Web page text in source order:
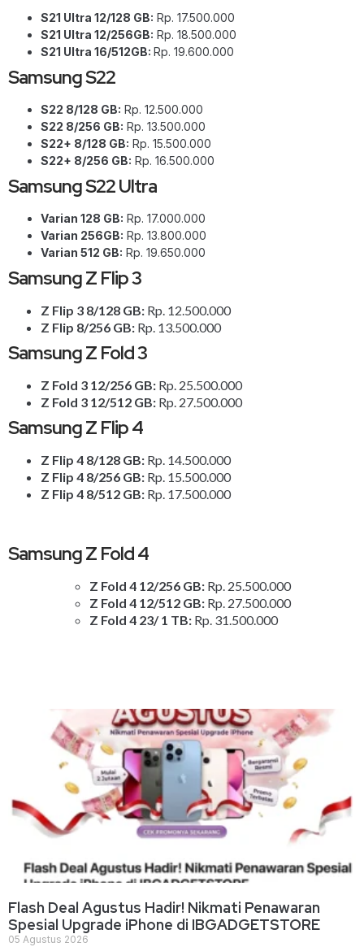
S21 Ultra 12/128 GB: Rp. 17.500.000
S21 Ultra 12/256GB: Rp. 18.500.000
S21 Ultra 16/512GB: Rp. 19.600.000
Samsung S22
S22 8/128 GB: Rp. 12.500.000
S22 8/256 GB: Rp. 13.500.000
S22+ 8/128 GB: Rp. 15.500.000
S22+ 8/256 GB: Rp. 16.500.000
Samsung S22 Ultra
Varian 128 GB: Rp. 17.000.000
Varian 256GB: Rp. 13.800.000
Varian 512 GB: Rp. 19.650.000
Samsung Z Flip 3
Z Flip 3 8/128 GB: Rp. 12.500.000
Z Flip 8/256 GB: Rp. 13.500.000
Samsung Z Fold 3
Z Fold 3 12/256 GB: Rp. 25.500.000
Z Fold 3 12/512 GB: Rp. 27.500.000
Samsung Z Flip 4
Z Flip 4 8/128 GB: Rp. 14.500.000
Z Flip 4 8/256 GB: Rp. 15.500.000
Z Flip 4 8/512 GB: Rp. 17.500.000
Samsung Z Fold 4
Z Fold 4 12/256 GB: Rp. 25.500.000
Z Fold 4 12/512 GB: Rp. 27.500.000
Z Fold 4 23/ 1 TB: Rp. 31.500.000
Flash Deal Agustus Hadir! Nikmati Penawaran
Spesial Upgrade iPhone di IBGADGETSTORE
05 Agustus 2026